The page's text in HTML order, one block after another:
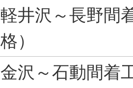
軽井沢～長野間
格）
金沢～石動間着